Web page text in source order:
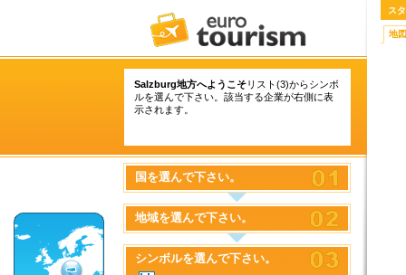
Salzburg地方へようこそリスト(3)からシンボ
ルを選んで下さい。該当する企業が右側に表
示されます。
国を選んで下さい。
地域を選んで下さい。
シンボルを選んで下さい。
ス
地図